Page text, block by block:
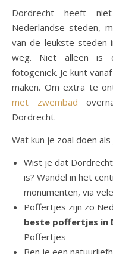
Dordrecht heeft
Nederlandse steden,
van de leukste steden
weg. Niet alleen is
fotogeniek. Je kunt
maken. Om extra te
met zwembad
Dordrecht.
Wat kun je zoal doen
Wist je dat Dordrecht
is? Wandel in het
monumenten, via
Poffertjes zijn zo
beste poffertjes in
Poffertjes
Ben je een